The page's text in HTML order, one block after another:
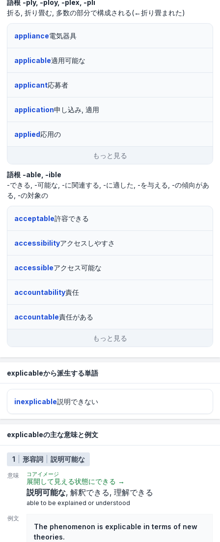
語根 -ply -ploy -plex -pli
折る 折り畳む 多数の部分で構成される(←折り畳まれた)
appliance電気器具
applicable適用可能な
applicant応募者
application申し込み, 適用
applied応用の
もっと見る
語根 -able -ible
-できる
-可能な -に関連する -に適した -を与える
-の傾向があ
る
-の対象の
acceptable許容できる
accessibilityアクセスしやすさ
accessibleアクセス可能な
accountability責任
accountable責任がある
もっと見る
explicableから派生する単語
inexplicable説明できない
explicableの主な意味と例文
1 形容詞 説明可能な
意味 コアイメージ
展開して見える状態にできる →
説明可能な 解釈できる 理解できる
able to be explained or understood
例文
The phenomenon is explicable in terms of new
theories.